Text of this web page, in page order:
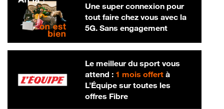
Une super connexion pour
tout faire chez vous avec la
5G. Sans engagement
Le meilleur du sport vous
attend : 1 mois offertà
L’Équipe sur toutes les
offres Fibre